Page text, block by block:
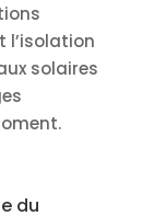
l’isolation
solaires
du